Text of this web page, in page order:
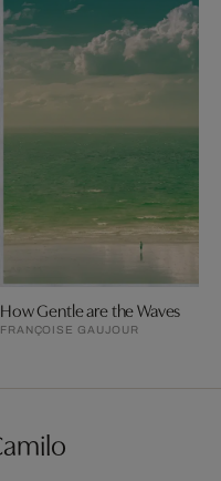
How Gentle are the Waves
FRANÇOISE GAUJOUR